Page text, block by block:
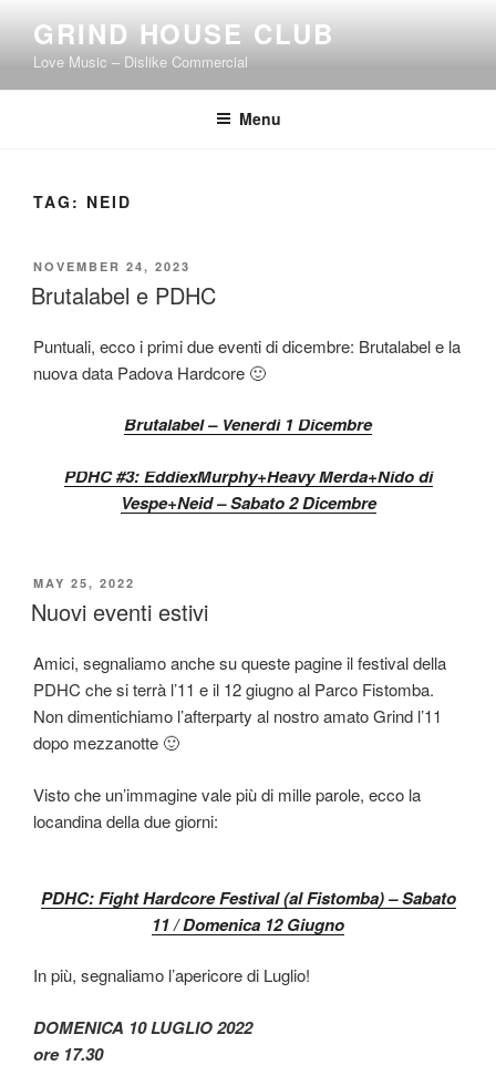
content
GRIND HOUSE CLUB
Love Music – Dislike Commercial
Menu
TAG: NEID
POSTED
ON
NOVEMBER 24, 2023
Brutalabel e PDHC
Puntuali, ecco i primi due eventi di dicembre: Brutalabel e la
nuova data Padova Hardcore 🙂
Brutalabel – Venerdì 1 Dicembre
PDHC #3: EddiexMurphy+Heavy Merda+Nido di
Vespe+Neid – Sabato 2 Dicembre
POSTED
ON
MAY 25, 2022
Nuovi eventi estivi
Amici, segnaliamo anche su queste pagine il festival della
PDHC che si terrà l’11 e il 12 giugno al Parco Fistomba.
Non dimentichiamo l’afterparty al nostro amato Grind l’11
dopo mezzanotte 🙂
Visto che un’immagine vale più di mille parole, ecco la
locandina della due giorni:
PDHC: Fight Hardcore Festival (al Fistomba) – Sabato
11 / Domenica 12 Giugno
In più, segnaliamo l’apericore di Luglio!
DOMENICA 10 LUGLIO 2022
ore 17.30